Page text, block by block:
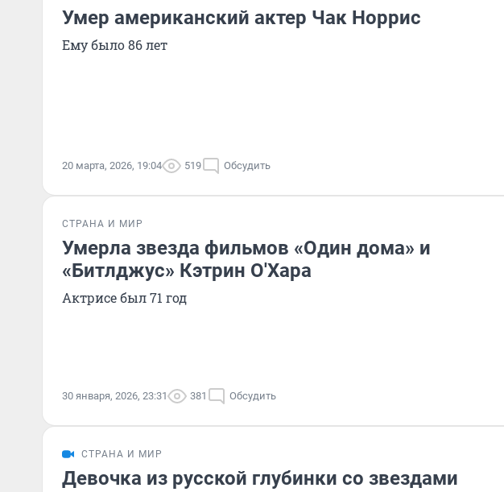
Умер американский актер Чак Норрис
Ему было 86 лет
20 марта, 2026, 19:04 519 Обсудить
СТРАНА И МИР
Умерла звезда фильмов «Один дома» и
«Битлджус» Кэтрин О'Хара
Актрисе был 71 год
30 января, 2026, 23:31 381 Обсудить
СТРАНА И МИР
Девочка из русской глубинки со звездами